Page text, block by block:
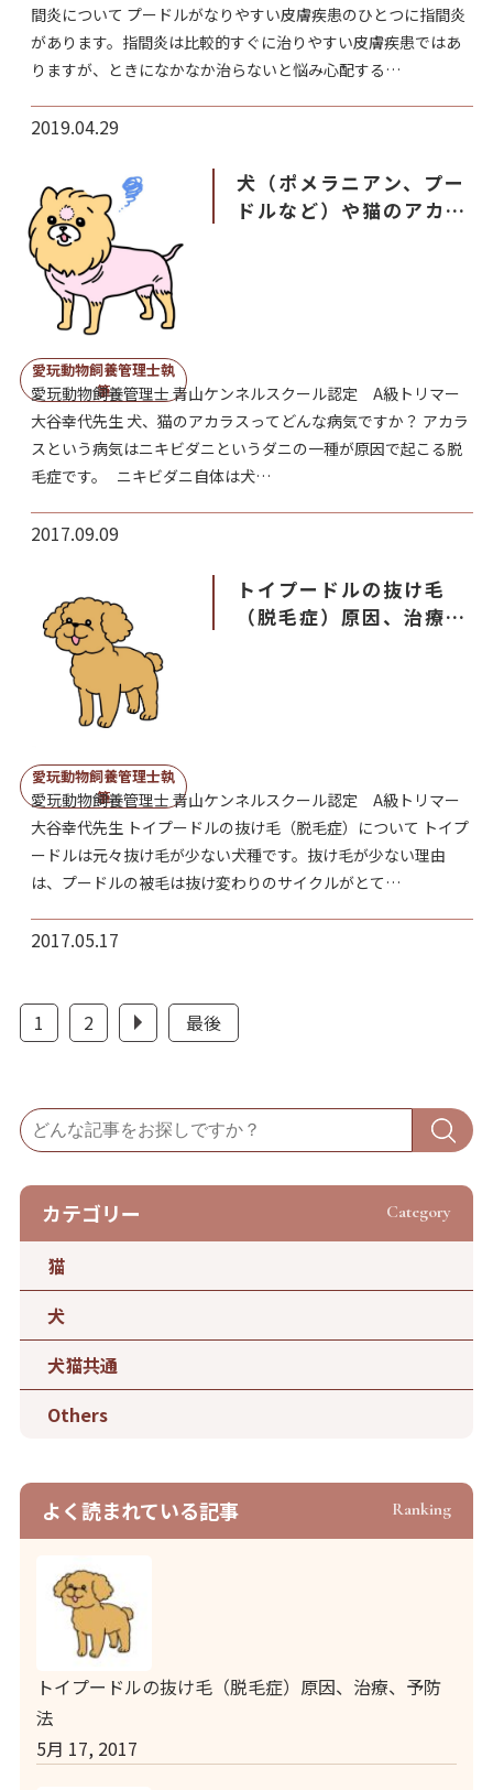
間炎について プードルがなりやすい皮膚疾患のひとつに指間炎
があります。指間炎は比較的すぐに治りやすい皮膚疾患ではあ
りますが、ときになかなか治らないと悩み心配する…
2019.04.29
愛玩動物飼養管理士執
筆
犬（ポメラニアン、プー
ドルなど）や猫のアカラ
愛玩動物飼養管理士 青山ケンネルスクール認定 A級トリマー
大谷幸代先生 犬、猫のアカラスってどんな病気ですか？ アカラ
スという病気はニキビダニというダニの一種が原因で起こる脱
毛症です。 ニキビダニ自体は犬…
2017.09.09
愛玩動物飼養管理士執
筆
トイプードルの抜け毛
（脱毛症）原因、治療、
愛玩動物飼養管理士 青山ケンネルスクール認定 A級トリマー
大谷幸代先生 トイプードルの抜け毛（脱毛症）について トイプ
ードルは元々抜け毛が少ない犬種です。抜け毛が少ない理由
は、プードルの被毛は抜け変わりのサイクルがとて…
2017.05.17
1 2 最後
カテゴリー Category
猫
犬
犬猫共通
Others
よく読まれている記事 Ranking
トイプードルの抜け毛（脱毛症）原因、治療、予防
法
5月 17, 2017